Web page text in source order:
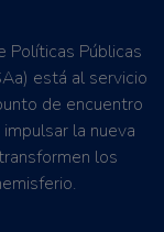
Políticas Públicas
está al servicio
de encuentro
la nueva
los